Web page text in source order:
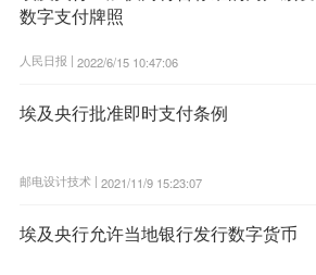
数字支付牌照
人民日报 | 2022/6/15 10:47:06
埃及央行批准即时支付条例
邮电设计技术 | 2021/11/9 15:23:07
埃及央行允许当地银行发行数字货币